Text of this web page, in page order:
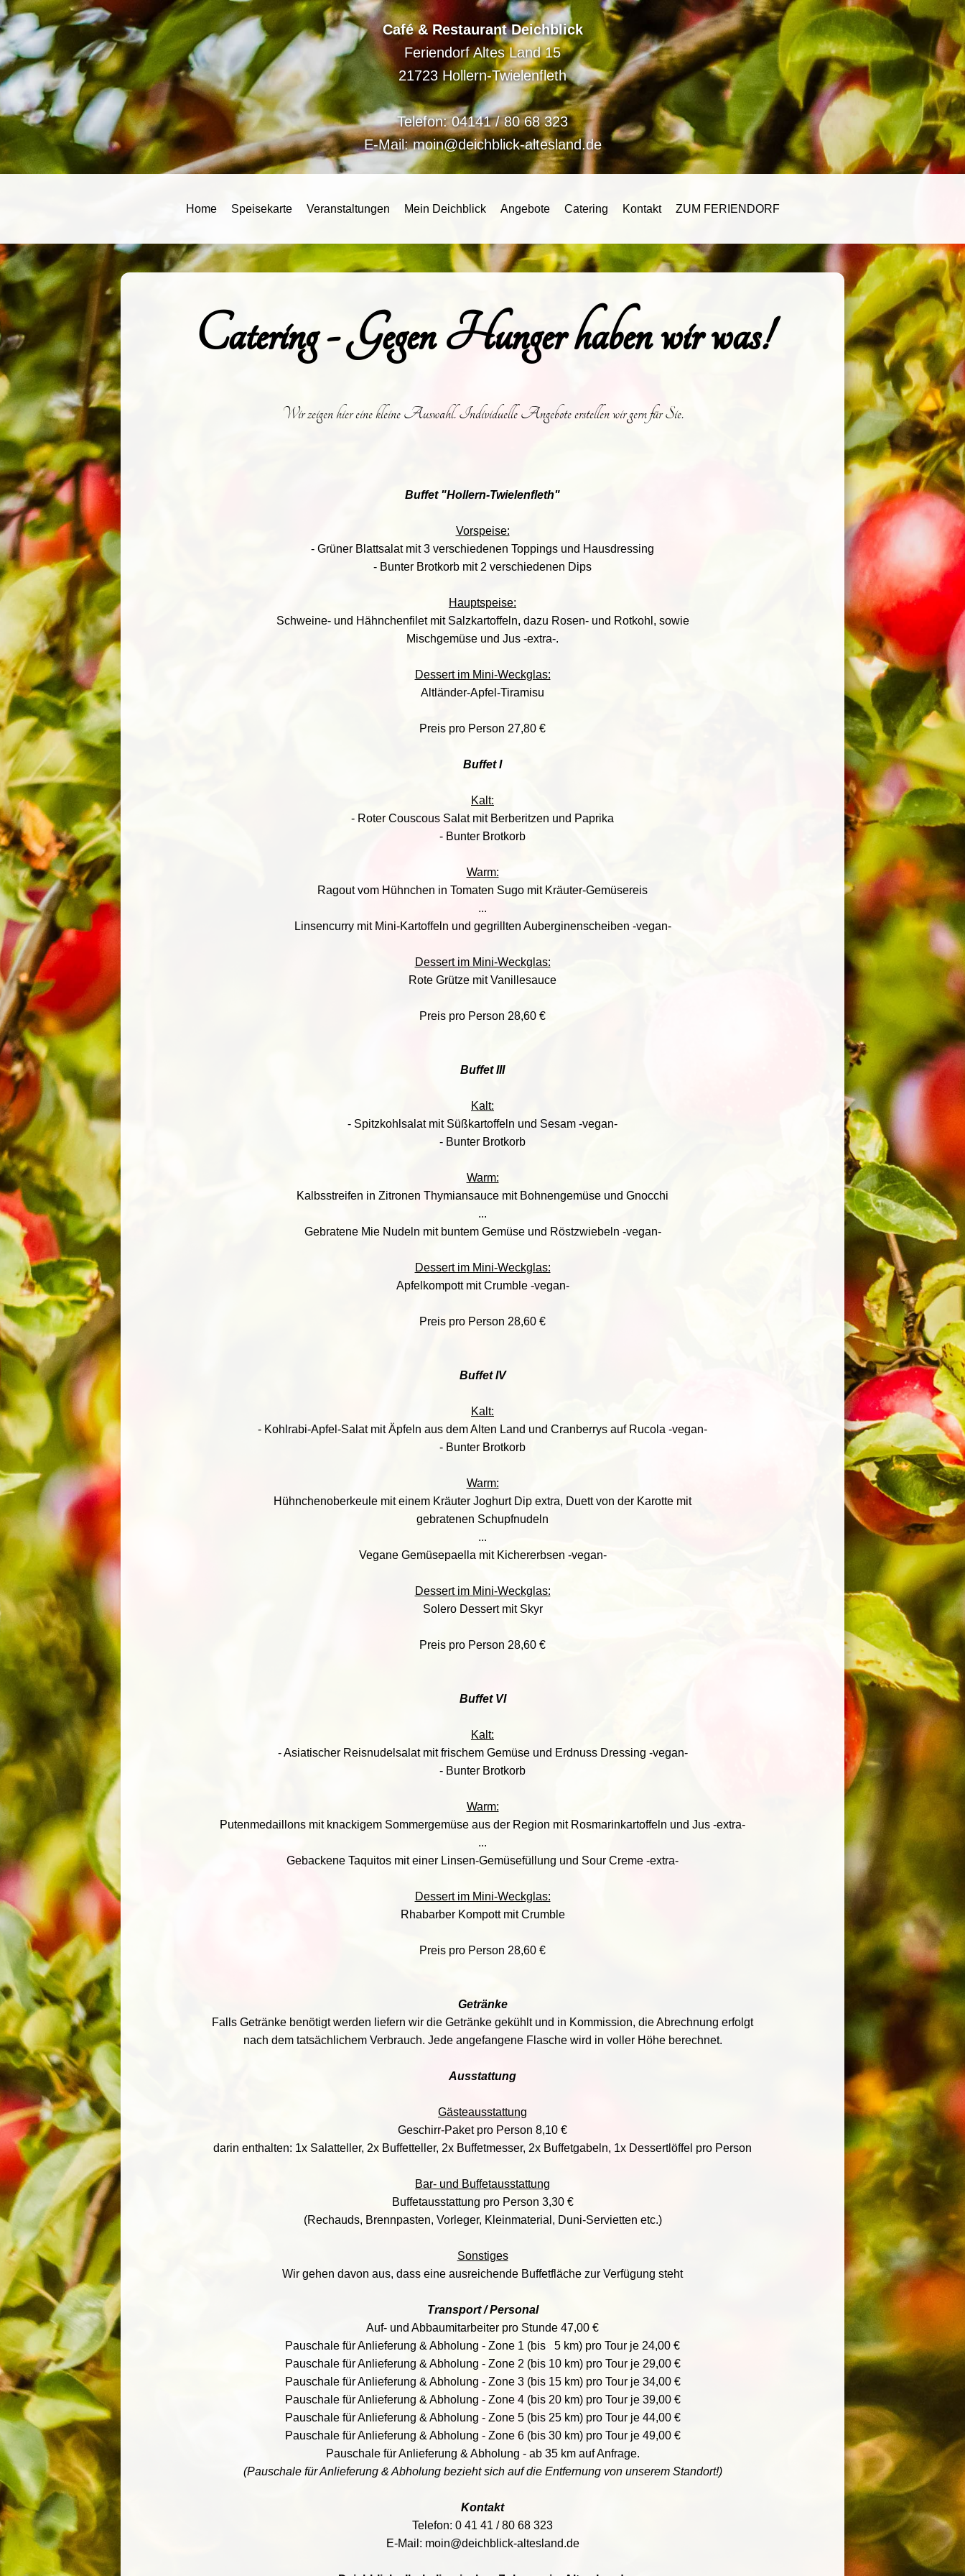
Café & Restaurant Deichblick
Feriendorf Altes Land 15
21723 Hollern-Twielenfleth
Telefon:04141 / 80 68 323
E-Mail:moin@deichblick-altesland.de
Home Speisekarte Veranstaltungen Mein Deichblick Angebote Catering Kontakt ZUM FERIENDORF
Catering - Gegen Hunger haben wir was!
Wir zeigen hier eine kleine Auswahl. Individuelle Angebote erstellen wir gern für Sie.
Buffet "Hollern-Twielenfleth"
Vorspeise:
- Grüner Blattsalat mit 3 verschiedenen Toppings und Hausdressing
- Bunter Brotkorb mit 2 verschiedenen Dips
Hauptspeise:
Schweine- und Hähnchenfilet mit Salzkartoffeln, dazu Rosen- und Rotkohl, sowie
Mischgemüse und Jus -extra-.
Dessert im Mini-Weckglas:
Altländer-Apfel-Tiramisu
Preis pro Person 27,80 €
Buffet I
Kalt:
- Roter Couscous Salat mit Berberitzen und Paprika
- Bunter Brotkorb
Warm:
Ragout vom Hühnchen in Tomaten Sugo mit Kräuter-Gemüsereis
...
Linsencurry mit Mini-Kartoffeln und gegrillten Auberginenscheiben -vegan-
Dessert im Mini-Weckglas:
Rote Grütze mit Vanillesauce
Preis pro Person 28,60 €
Buffet III
Kalt:
- Spitzkohlsalat mit Süßkartoffeln und Sesam -vegan-
- Bunter Brotkorb
Warm:
Kalbsstreifen in Zitronen Thymiansauce mit Bohnengemüse und Gnocchi
...
Gebratene Mie Nudeln mit buntem Gemüse und Röstzwiebeln -vegan-
Dessert im Mini-Weckglas:
Apfelkompott mit Crumble -vegan-
Preis pro Person 28,60 €
Buffet IV
Kalt:
- Kohlrabi-Apfel-Salat mit Äpfeln aus dem Alten Land und Cranberrys auf Rucola -vegan-
- Bunter Brotkorb
Warm:
Hühnchenoberkeule mit einem Kräuter Joghurt Dip extra, Duett von der Karotte mit
gebratenen Schupfnudeln
...
Vegane Gemüsepaella mit Kichererbsen -vegan-
Dessert im Mini-Weckglas:
Solero Dessert mit Skyr
Preis pro Person 28,60 €
Buffet VI
Kalt:
- Asiatischer Reisnudelsalat mit frischem Gemüse und Erdnuss Dressing -vegan-
- Bunter Brotkorb
Warm:
Putenmedaillons mit knackigem Sommergemüse aus der Region mit Rosmarinkartoffeln und Jus -extra-
...
Gebackene Taquitos mit einer Linsen-Gemüsefüllung und Sour Creme -extra-
Dessert im Mini-Weckglas:
Rhabarber Kompott mit Crumble
Preis pro Person 28,60 €
Getränke
Falls Getränke benötigt werden liefern wir die Getränke gekühlt und in Kommission, die Abrechnung erfolgt
nach dem tatsächlichem Verbrauch. Jede angefangene Flasche wird in voller Höhe berechnet.
Ausstattung
Gästeausstattung
Geschirr-Paket pro Person 8,10 €
darin enthalten: 1x Salatteller, 2x Buffetteller, 2x Buffetmesser, 2x Buffetgabeln, 1x Dessertlöffel pro Person
Bar- und Buffetausstattung
Buffetausstattung pro Person 3,30 €
(Rechauds, Brennpasten, Vorleger, Kleinmaterial, Duni-Servietten etc.)
Sonstiges
Wir gehen davon aus, dass eine ausreichende Buffetfläche zur Verfügung steht
Transport / Personal
Auf- und Abbaumitarbeiter pro Stunde 47,00 €
Pauschale für Anlieferung & Abholung - Zone 1 (bis 5 km) pro Tour je 24,00 €
Pauschale für Anlieferung & Abholung - Zone 2 (bis 10 km) pro Tour je 29,00 €
Pauschale für Anlieferung & Abholung - Zone 3 (bis 15 km) pro Tour je 34,00 €
Pauschale für Anlieferung & Abholung - Zone 4 (bis 20 km) pro Tour je 39,00 €
Pauschale für Anlieferung & Abholung - Zone 5 (bis 25 km) pro Tour je 44,00 €
Pauschale für Anlieferung & Abholung - Zone 6 (bis 30 km) pro Tour je 49,00 €
Pauschale für Anlieferung & Abholung - ab 35 km auf Anfrage.
(Pauschale für Anlieferung & Abholung bezieht sich auf die Entfernung von unserem Standort!)
Kontakt
Telefon: 0 41 41 / 80 68 323
E-Mail: moin@deichblick-altesland.de